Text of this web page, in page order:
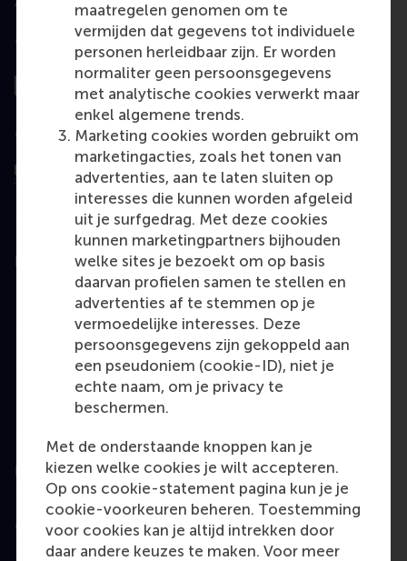
maatregelen genomen om te
vermijden dat gegevens tot individuele
personen herleidbaar zijn. Er worden
normaliter geen persoonsgegevens
met analytische cookies verwerkt maar
enkel algemene trends.
Marketing cookies worden gebruikt om
marketingacties, zoals het tonen van
advertenties, aan te laten sluiten op
interesses die kunnen worden afgeleid
uit je surfgedrag. Met deze cookies
kunnen marketingpartners bijhouden
welke sites je bezoekt om op basis
daarvan profielen samen te stellen en
advertenties af te stemmen op je
vermoedelijke interesses. Deze
persoonsgegevens zijn gekoppeld aan
een pseudoniem (cookie-ID), niet je
echte naam, om je privacy te
beschermen.
Met de onderstaande knoppen kan je
kiezen welke cookies je wilt accepteren.
Op ons cookie-statement pagina kun je je
cookie-voorkeuren beheren. Toestemming
voor cookies kan je altijd intrekken door
daar andere keuzes te maken. Voor meer
Top gerangschikt
Geëvalueerd door
Education
Bachelor
Executive Education
Information for
Contact